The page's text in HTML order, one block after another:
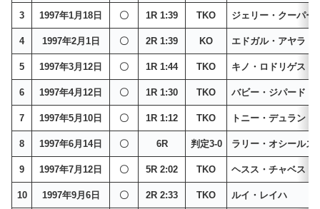
3 1997年1月18日 〇 1R 1:39 TKO ジェリー・クーパー
4 1997年2月1日 〇 2R 1:39 KO エドガル・アヤラ
5 1997年3月12日 〇 1R 1:44 TKO キノ・ロドリゲス
6 1997年4月12日 〇 1R 1:30 TKO バビー・ジパード
7 1997年5月10日 〇 1R 1:12 TKO トニー・デュラン
8 1997年6月14日 〇 6R 判定3-0 ラリー・オシールズ
9 1997年7月12日 〇 5R 2:02 TKO ヘスス・チャベス
10 1997年9月6日 〇 2R 2:33 TKO ルイ・レイハ